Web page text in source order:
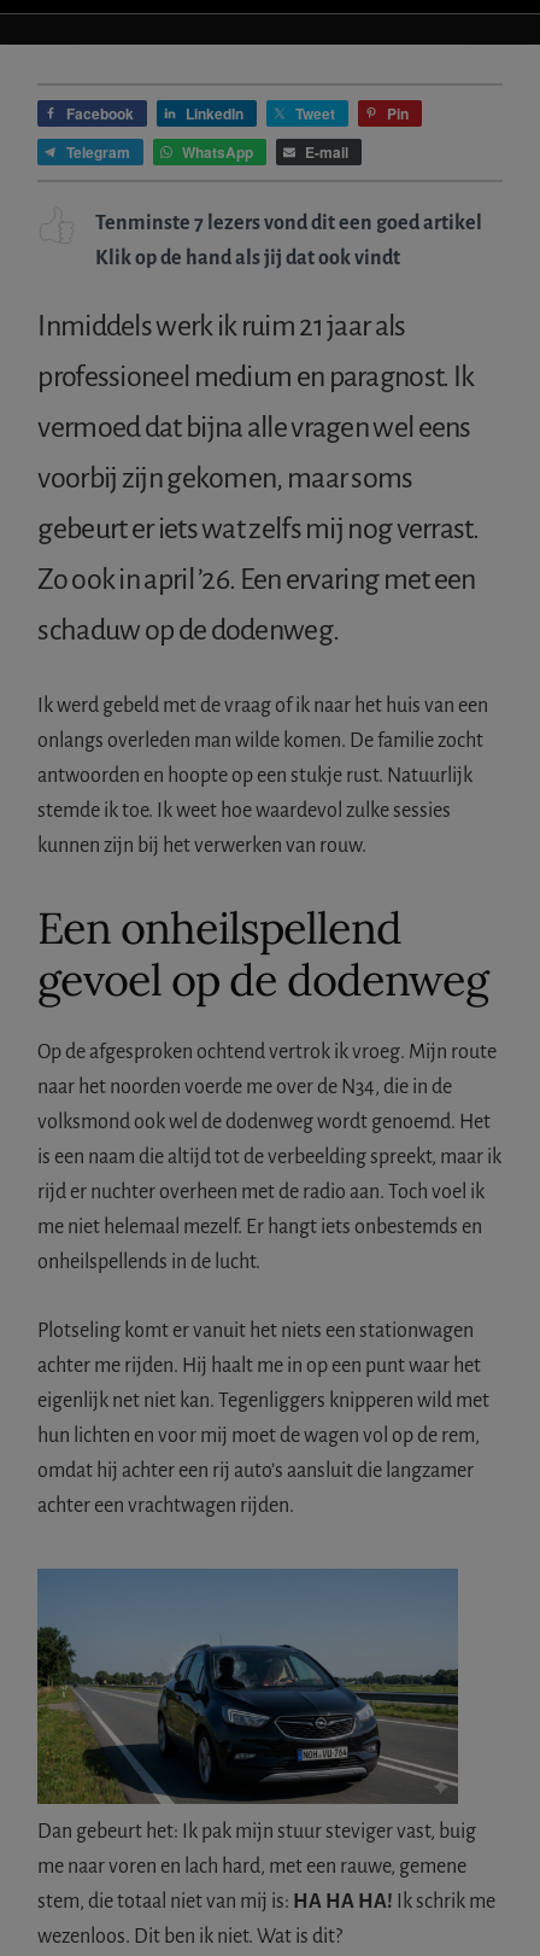
IETS
Facebook LinkedIn Tweet
Pin
Telegram
WhatsApp E-mail
Tenminste 7 lezers vond dit een goed artikel
Klik op de hand als jij dat ook vindt
Inmiddels werk ik ruim 21 jaar als
professioneel medium en paragnost. Ik
vermoed dat bijna alle vragen wel eens
voorbij zijn gekomen, maar soms
gebeurt er iets wat zelfs mij nog verrast.
Zo ook in april ’26. Een ervaring met een
schaduw op de dodenweg.
Ik werd gebeld met de vraag of ik naar het huis van een
onlangs overleden man wilde komen. De familie zocht
antwoorden en hoopte op een stukje rust. Natuurlijk
stemde ik toe. Ik weet hoe waardevol zulke sessies
kunnen zijn bij het verwerken van rouw.
Een onheilspellend
gevoel op de dodenweg
Op de afgesproken ochtend vertrok ik vroeg. Mijn route
naar het noorden voerde me over de N34, die in de
volksmond ook wel de dodenweg wordt genoemd. Het
is een naam die altijd tot de verbeelding spreekt, maar ik
rijd er nuchter overheen met de radio aan. Toch voel ik
me niet helemaal mezelf. Er hangt iets onbestemds en
onheilspellends in de lucht.
Plotseling komt er vanuit het niets een stationwagen
achter me rijden. Hij haalt me in op een punt waar het
eigenlijk net niet kan. Tegenliggers knipperen wild met
hun lichten en voor mij moet de wagen vol op de rem,
omdat hij achter een rij auto’s aansluit die langzamer
achter een vrachtwagen rijden.
Dan gebeurt het: Ik pak mijn stuur steviger vast, buig
me naar voren en lach hard, met een rauwe, gemene
stem, die totaal niet van mij is: HA HA HA! Ik schrik me
wezenloos. Dit ben ik niet. Wat is dit?